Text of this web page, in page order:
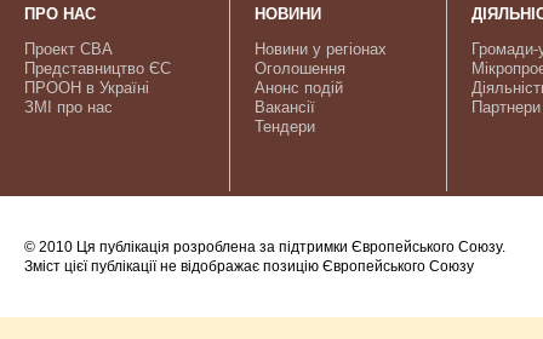
ПРО НАС
Проект CBA
Представництво ЄС
ПРООН в Україні
ЗМІ про нас
НОВИНИ
Новини у регіонах
Оголошення
Анонс подій
Вакансії
Тендери
Громади-
Партнери
© 2010 Ця публікація розроблена за підтримки Європейського Союзу.
Зміст цієї публікації не відображає позицію Європейського Союзу